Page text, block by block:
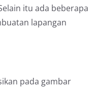
itu ada beberapa
lapangan
pada gambar